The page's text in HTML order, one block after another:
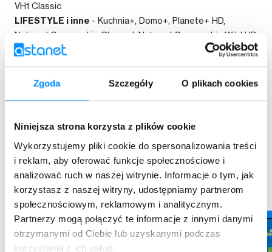
Zgoda Szczegóły O plikach cookies
Niniejsza strona korzysta z plików cookie
Wykorzystujemy pliki cookie do spersonalizowania treści
i reklam, aby oferować funkcje społecznościowe i
analizować ruch w naszej witrynie. Informacje o tym, jak
korzystasz z naszej witryny, udostępniamy partnerom
społecznościowym, reklamowym i analitycznym.
Partnerzy mogą połączyć te informacje z innymi danymi
otrzymanymi od Ciebie lub uzyskanymi podczas
korzystania z ich usług.
VH1 Classic
LIFESTYLE i inne - Kuchnia+, Domo+, Planete+ HD,
National Geographic Channel, National Geographic Wild HD
Kopiuj link
Przeczytaj również